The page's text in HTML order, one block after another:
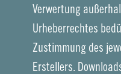
Verwertung
Urheberrechtes
Zustimmung des
Erstellers.